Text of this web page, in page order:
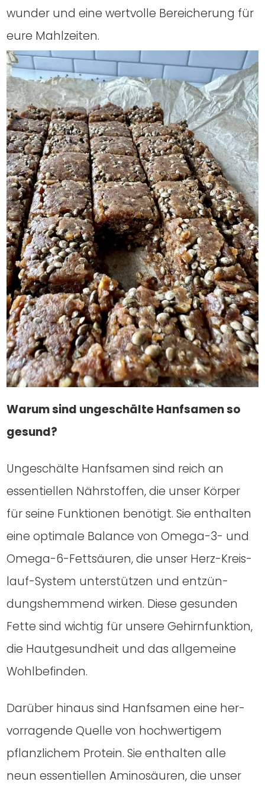
wun­der und eine wert­vol­le Berei­che­rung für
eure Mahl­zei­ten.
War­um sind unge­schäl­te Hanf­sa­men so
gesund?
Unge­schäl­te Hanf­sa­men sind reich an
essen­ti­el­len Nähr­stof­fen, die unser Kör­per
für sei­ne Funk­tio­nen benö­tigt. Sie ent­hal­ten
eine opti­ma­le Balan­ce von Ome­ga-3- und
Ome­ga-6-Fett­säu­ren, die unser Herz-Kreis­
lauf-Sys­tem unter­stüt­zen und ent­zün­
dungs­hem­mend wir­ken. Die­se gesun­den
Fet­te sind wich­tig für unse­re Gehirn­funk­ti­on,
die Haut­ge­sund­heit und das all­ge­mei­ne
Wohl­be­fin­den.
Dar­über hin­aus sind Hanf­sa­men eine her­
vor­ra­gen­de Quel­le von hoch­wer­ti­gem
pflanz­li­chem Pro­te­in. Sie ent­hal­ten alle
neun essen­ti­el­len Ami­no­säu­ren, die unser